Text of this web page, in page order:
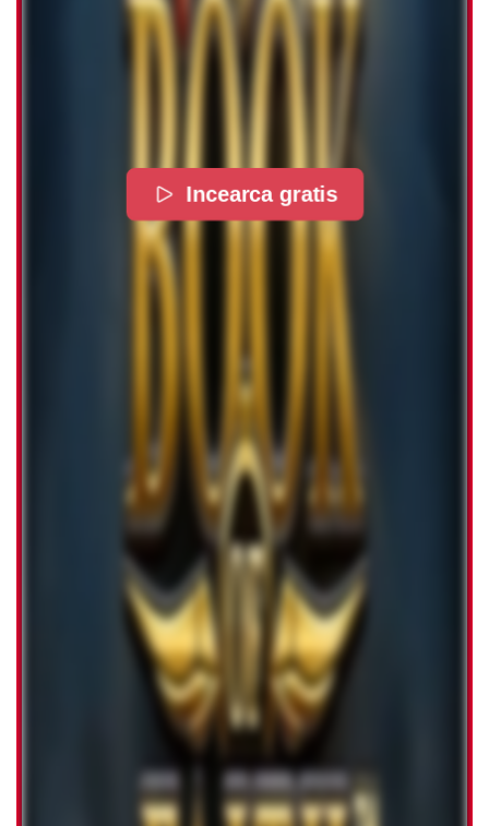
Incearca gratis